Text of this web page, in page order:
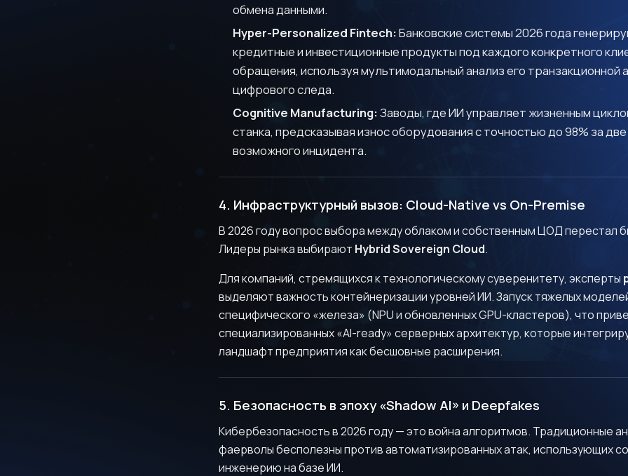
обмена данными.
Hyper-Personalized Fintech:Банковские системы 2026 года
кредитные и инвестиционные продукты под каждого конкретного
обращения, используя мультимодальный анализ его транзакционной
цифрового следа.
Cognitive Manufacturing:Заводы, где ИИ управляет жизненным
станка, предсказывая износ оборудования с точностью до 98% за
возможного инцидента.
4. Инфраструктурный вызов: Cloud-Native vs On-Premise
В 2026 году вопрос выбора между облаком и собственным ЦОД перестал
Лидеры рынка выбирают Hybrid Sovereign Cloud.
Для компаний, стремящихся к технологическому суверенитету, эксперты
выделяют важность контейнеризации уровней ИИ. Запуск тяжелых
специфического «железа» (NPU и обновленных GPU-кластеров), что
специализированных «AI-ready» серверных архитектур, которые
ландшафт предприятия как бесшовные расширения.
5. Безопасность в эпоху «Shadow AI» и Deepfakes
Кибербезопасность в 2026 году — это война алгоритмов. Традиционные
фаерволы бесполезны против автоматизированных атак, использующих
инженерию на базе ИИ.
Я даю согласие на обработку персональных данных в
соответствии сПолитикой конфиденциальности